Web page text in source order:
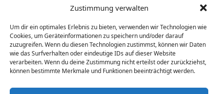
Zustimmung verwalten
Um dir ein optimales Erlebnis zu bieten, verwenden wir Technologien wie
Cookies, um Geräteinformationen zu speichern und/oder darauf
zuzugreifen. Wenn du diesen Technologien zustimmst, können wir Daten
wie das Surfverhalten oder eindeutige IDs auf dieser Website
verarbeiten. Wenn du deine Zustimmung nicht erteilst oder zurückziehst,
können bestimmte Merkmale und Funktionen beeinträchtigt werden.